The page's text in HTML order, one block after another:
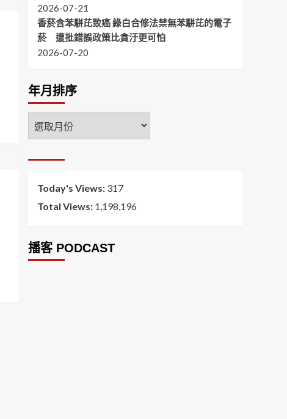
2026-07-21
香菸含苯駢芘致癌 綠白合修法禁無苯駢芘的電子
菸 遭批錯誤政策比貪汙更可怕
2026-07-20
年月排序
年
月
Today's Views: 317
Total Views: 1,198,196
播客 PODCAST